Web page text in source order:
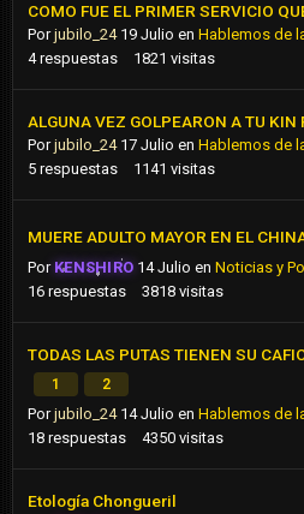
COMO FUE EL PRIMER SERVICIO
Porjubilo_24 19 Julio en Hablemos de
4 respuestas 1821 visitas
ALGUNA VEZ GOLPEARON A TU KIN
Porjubilo_24 17 Julio en Hablemos de
5 respuestas 1141 visitas
MUERE ADULTO MAYOR EN EL
Por KENSHIRO 14 Julio enNoticias y
16 respuestas 3818 visitas
TODAS LAS PUTAS TIENEN SU
1 2
Porjubilo_24 14 Julio en Hablemos de
18 respuestas 4350 visitas
Etología Chongueril